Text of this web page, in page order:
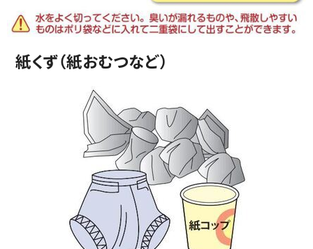
紙くず（紙おむつなど）